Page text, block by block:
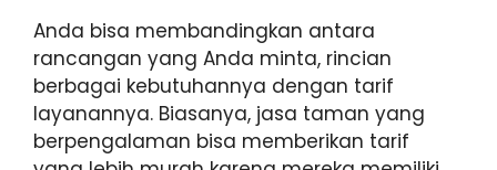
Anda bisa membandingkan antara
rancangan yang Anda minta, rincian
berbagai kebutuhannya dengan tarif
layanannya. Biasanya, jasa taman yang
berpengalaman bisa memberikan tarif